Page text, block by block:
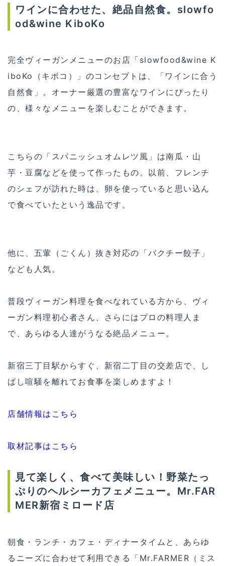
ワインに合わせた、絶品自然食。slowfo
od&wine KiboKo
完全ヴィーガンメニューのお店「slowfood&wine K
iboKo（キボコ）」のコンセプトは、「ワインに合う
自然食」。オーナー厳選の豊富なワインにぴったり
の、様々なメニューを楽しむことができます。
こちらの「スパニッシュオムレツ風」は南瓜・山
芋・豆腐などを使って作ったもの。以前、フレンチ
のシェフが訪れた時は、卵を使っていると思い込ん
で食べていたという逸品です。
他に、五葷（ごくん）抜き対応の「パクチー餃子」
なども人気。
普段ヴィーガン料理を食べなれている方から、ヴィ
ーガン料理初心者さん、さらにはプロの料理人ま
で、あらゆる人達がうなる絶品メニュー。
新宿三丁目駅からすぐ、新宿二丁目の交差店で、し
ばし喧騒を離れてお食事を楽しめますよ！
店舗情報はこちら
取材記事はこちら
見て楽しく、食べて美味しい！野菜たっ
ぷりのヘルシーカフェメニュー。Mr.FAR
MER新宿ミロード店
朝食・ランチ・カフェ・ディナータイムと、あらゆ
るニーズに合わせて利用できる「Mr.FARMER（ミス